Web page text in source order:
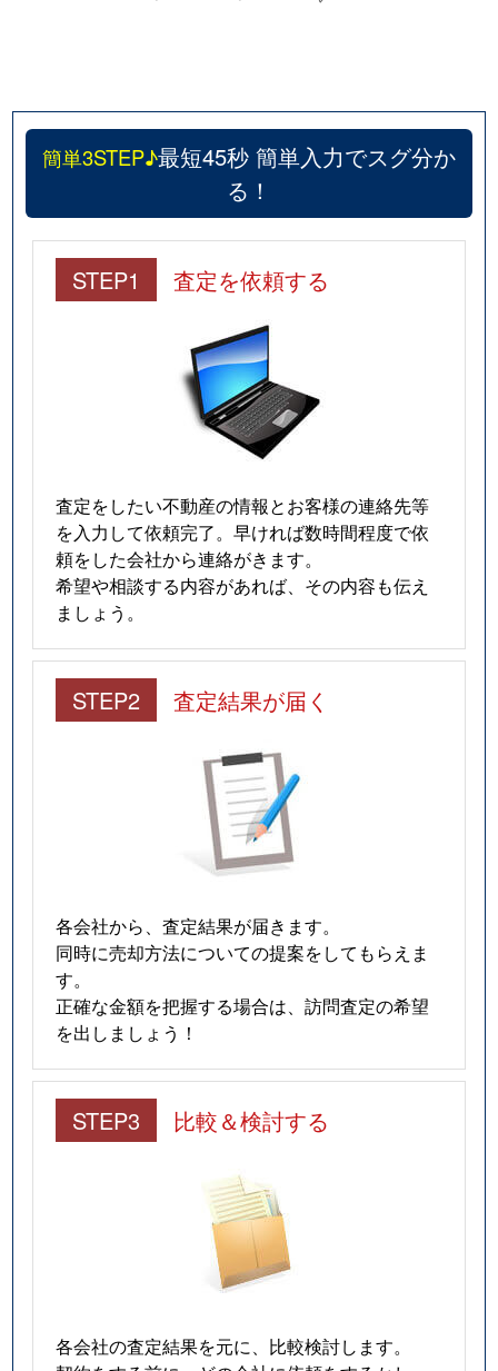
簡単3STEP♪最短45秒 簡単入力でスグ分か
る！
STEP1 査定を依頼する
査定をしたい不動産の情報とお客様の連絡先等
を入力して依頼完了。早ければ数時間程度で依
頼をした会社から連絡がきます。
希望や相談する内容があれば、その内容も伝え
ましょう。
STEP2 査定結果が届く
各会社から、査定結果が届きます。
同時に売却方法についての提案をしてもらえま
す。
正確な金額を把握する場合は、訪問査定の希望
を出しましょう！
STEP3 比較＆検討する
各会社の査定結果を元に、比較検討します。